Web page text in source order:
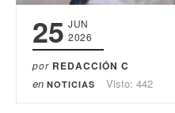
25 JUN
2026
por REDACCIÓN C
en NOTICIAS Visto: 442